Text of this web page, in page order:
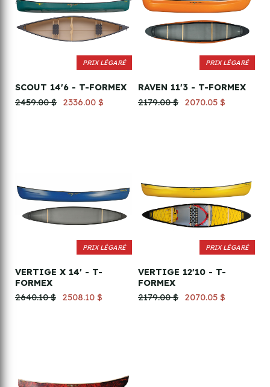
PRIX LÉGARÉ
SCOUT 14'6 - T-FORMEX
2459.00 $
2336.00 $
PRIX LÉGARÉ
RAVEN 11'3 - T-FORMEX
2179.00 $
2070.05 $
PRIX LÉGARÉ
VERTIGE X 14' - T-
FORMEX
2640.10 $
2508.10 $
PRIX LÉGARÉ
VERTIGE 12'10 - T-
FORMEX
2179.00 $
2070.05 $